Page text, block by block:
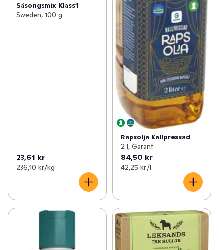
Säsongsmix Klass1
Sweden, 100 g
23,61 kr
236,10 kr /kg
Rapsolja Kallpressad
2 l, Garant
84,50 kr
42,25 kr /l